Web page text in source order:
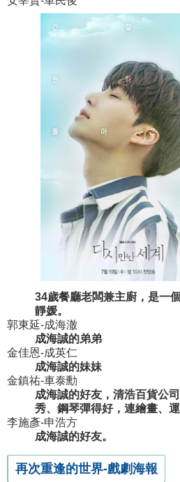
34歲餐廳老闆兼主廚，是一
靜媛。
郭東延-成海澈
成海誠的弟弟
金佳恩-成英仁
成海誠的妹妹
金鎮祐-車泰勳
成海誠的好友，清浩百貨公
秀、鋼琴彈得好，連繪畫、
李施彥-申浩方
成海誠的好友。
再次重逢的世界-戲劇海報